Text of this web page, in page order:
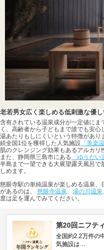
老若男女広く楽しめる低刺激な優
含有されている温泉成分が一定値に
く、高齢者から子どもまで誰でも安
湯あたりもしにくいという特徴があ
続全国1位を獲得した人気施設 「美楽
肌のクレンジング効果もあるアルカリ
また、静岡県三島市にある 「ゆうだい
半島まで一望できる大展望露天風呂
しめます。
慈眼寺駅の単純温泉が楽しめる温泉
があるのは、 慈眼寺温泉、 湯の川温泉
度は足を運んでみてください。
第20回ニフテ
全国約2.2万件の
気施設は…